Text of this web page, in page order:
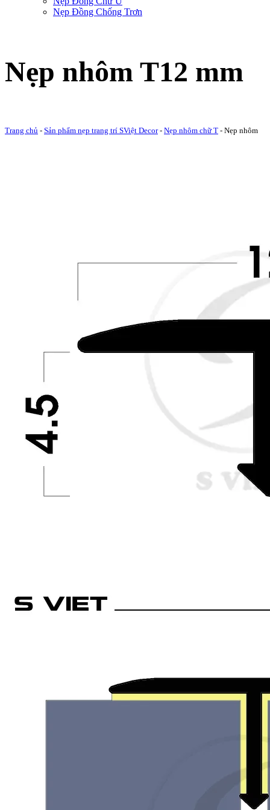
Nẹp Đồng Chống Trơn
Nẹp nhôm T12 mm
Trang chủ - Sản phẩm nẹp trang trí SViệt Decor- Nẹp nhôm chữ T - Nẹp nhôm